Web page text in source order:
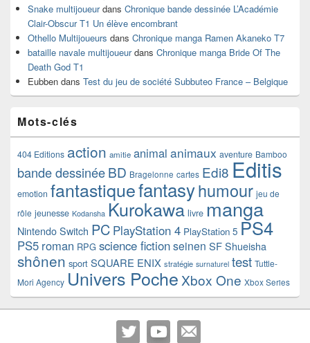
Snake multijoueurdans Chronique bande dessinée L’Académie
Clair-Obscur T1 Un élève encombrant
Othello Multijoueurs dans Chronique manga Ramen Akaneko T7
bataille navale multijoueurdans Chronique manga Bride Of The
Death God T1
Eubben dans Test du jeu de société Subbuteo France – Belgique
Mots-clés
404 Editions action amitie animal animaux aventure Bamboo
bande dessinéeBD Bragelonne cartes Edi8 Editis
emotion fantastiquefantasyhumour jeu de
rôle jeunesse Kodansha Kurokawa livre manga
Nintendo Switch PC PlayStation 4 PlayStation 5 PS4
PS5 roman RPG science fictionseinen SF Shueisha
shônen sport SQUARE ENIX stratégie surnaturel test Tuttle-
Mori Agency Univers Poche Xbox One Xbox Series